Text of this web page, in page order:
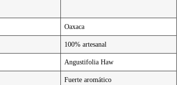
Oaxaca
100% artesanal
Angustifolia Haw
Fuerte aromático